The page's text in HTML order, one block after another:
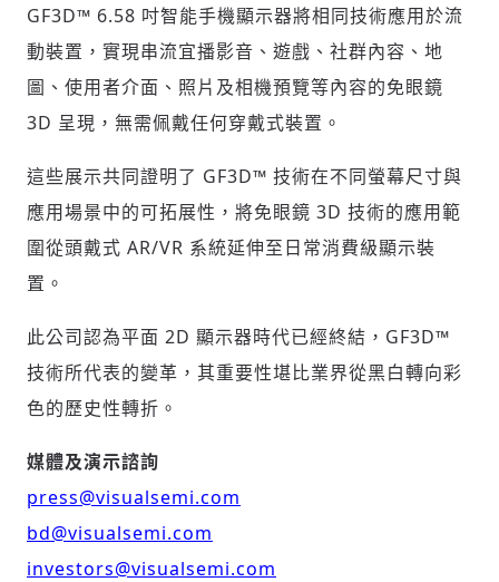
登入或註冊
歡迎您加入《旭時報》
輸入 Email 驗證碼
請輸入發送到的驗證碼
GF3D™ 6.58 吋智能手機顯示器將相同技術應用於流
動裝置，實現串流宜播影音、遊戲、社群內容、地
圖、使用者介面、照片及相機預覽等內容的免眼鏡
3D 呈現，無需佩戴任何穿戴式裝置。
這些展示共同證明了 GF3D™ 技術在不同螢幕尺寸與
應用場景中的可拓展性，將免眼鏡 3D 技術的應用範
圍從頭戴式 AR/VR 系統延伸至日常消費級顯示裝
置。
此公司認為平面 2D 顯示器時代已經終結，GF3D™
技術所代表的變革，其重要性堪比業界從黑白轉向彩
色的歷史性轉折。
媒體及演示諮詢
press@visualsemi.com
bd@visualsemi.com
investors@visualsemi.com